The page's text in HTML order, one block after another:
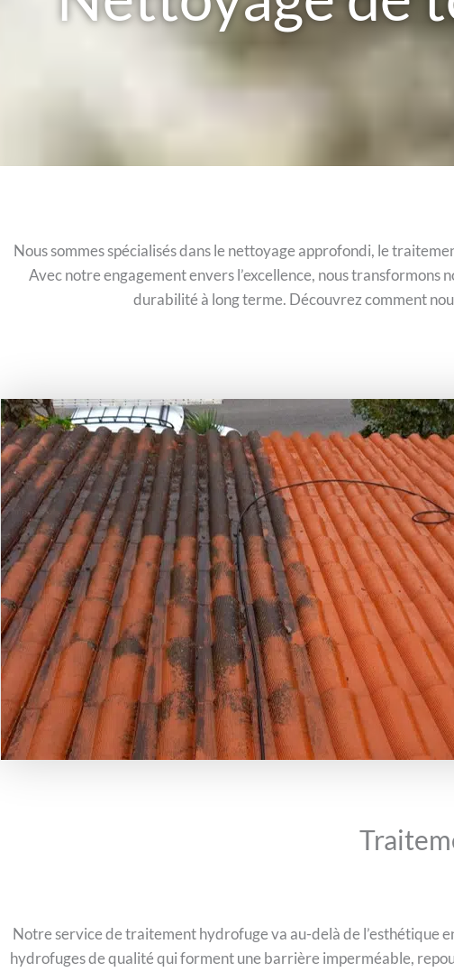
Nous sommes spécialisés dans le nettoyage approfondi, le
Avec notre engagement envers l’excellence, nous transformons
durabilité à long terme. Découvrez comment
Notre service de traitement hydrofuge va au-delà de l’esthétique
hydrofuges de qualité qui forment une barrière imperméable,